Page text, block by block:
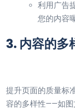
利用广告
您的内容
3. 内容的多
提升页面的质量标
容的多样性——如